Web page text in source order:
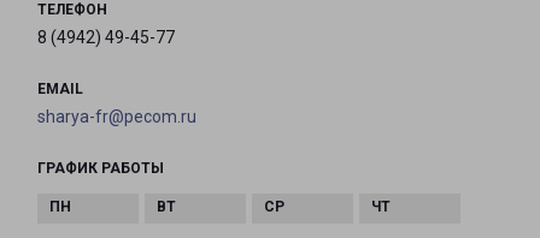
ТЕЛЕФОН
8 (4942) 49-45-77
EMAIL
sharya-fr@pecom.ru
ГРАФИК РАБОТЫ